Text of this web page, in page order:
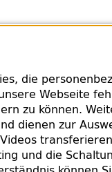
reagieren,
die
Webseite
zu können.
dienen zur
und die